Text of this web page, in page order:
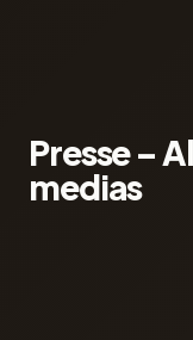
Presse –
medias